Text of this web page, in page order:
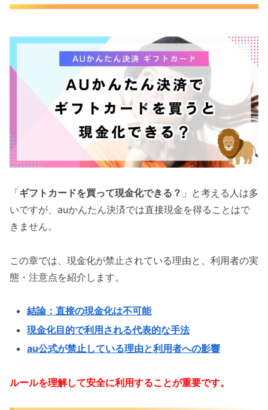
「ギフトカードを買って現金化できる？ 」と考える人は多
いですが、auかんたん決済では直接現金を得ることはで
きません。
この章では、現金化が禁止されている理由と、利用者の実
態・注意点を紹介します。
結論：直接の現金化は不可能
現金化目的で利用される代表的な手法
au公式が禁止している理由と利用者への影響
ルールを理解して安全に利用することが重要です。